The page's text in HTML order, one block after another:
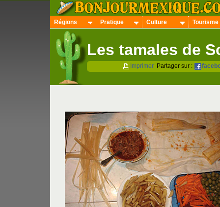
Régions Pratique Culture Tourisme
Les tamales de
Imprimer Partager sur :